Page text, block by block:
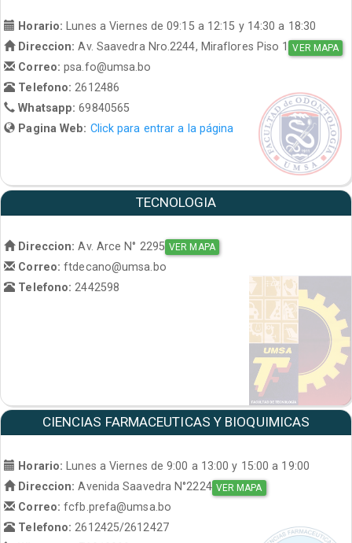
Horario: Lunes a Viernes de 09:15 a 12:15 y 14:30 a 18:30
Direccion: Av. Saavedra Nro.2244, Miraflores Piso 1 VER MAPA
Correo:psa.fo@umsa.bo
Telefono:2612486
Whatsapp:69840565
Pagina Web: Click para entrar a la página
TECNOLOGIA
Direccion: Av. Arce N° 2295 VER MAPA
Correo:ftdecano@umsa.bo
Telefono: 2442598
CIENCIAS FARMACEUTICAS Y BIOQUIMICAS
Horario: Lunes a Viernes de 9:00 a 13:00 y 15:00 a 19:00
Direccion: Avenida Saavedra N°2224 VER MAPA
Correo:fcfb.prefa@umsa.bo
Telefono:2612425/2612427